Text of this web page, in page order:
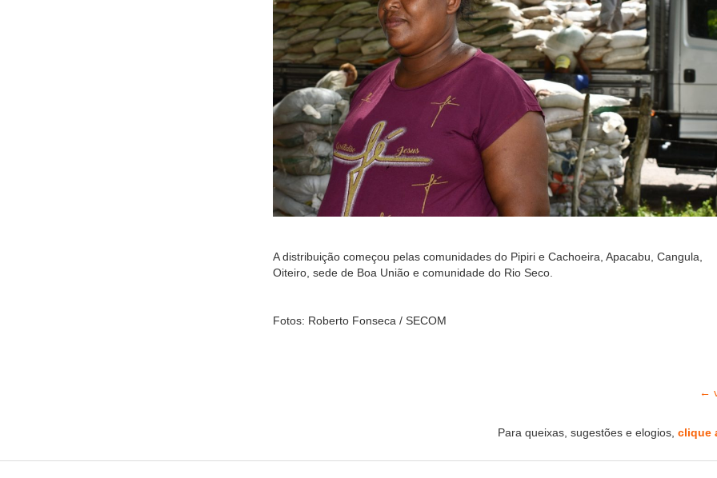
A distribuição começou pelas comunidades do Pipiri e Cachoeira, Apacabu, Cangula,
Oiteiro, sede de Boa União e comunidade do Rio Seco.
Fotos: Roberto Fonseca / SECOM
←
Para queixas, sugestões e elogios, clique